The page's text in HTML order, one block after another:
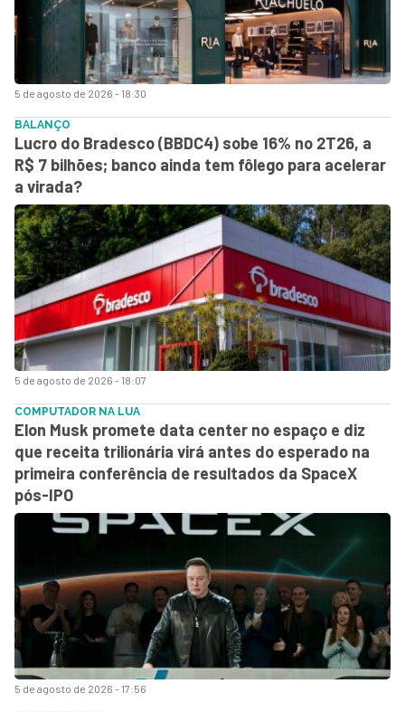
5 de agosto de 2026 - 18:30
5 de agosto de 2026 - 18:07
BALANÇO
Lucro do Bradesco (BBDC4) sobe 16% no 2T26, a
R$ 7 bilhões; banco ainda tem fôlego para acelerar
a virada?
5 de agosto de 2026 - 17:56
COMPUTADOR NA LUA
Elon Musk promete data center no espaço e diz
que receita trilionária virá antes do esperado na
primeira conferência de resultados da SpaceX
pós-IPO